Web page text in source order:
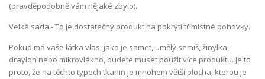
(pravděpodobně vám nějaké zbylo).
Velká sada - To je dostatečný produkt na pokrytí třímístné pohovky.
Pokud má vaše látka vlas, jako je samet, umělý semiš, žinylka,
draylon nebo mikrovlákno, budete muset použít více produktu. Je to
proto, že na těchto typech tkanin je mnohem větší plocha, kterou je